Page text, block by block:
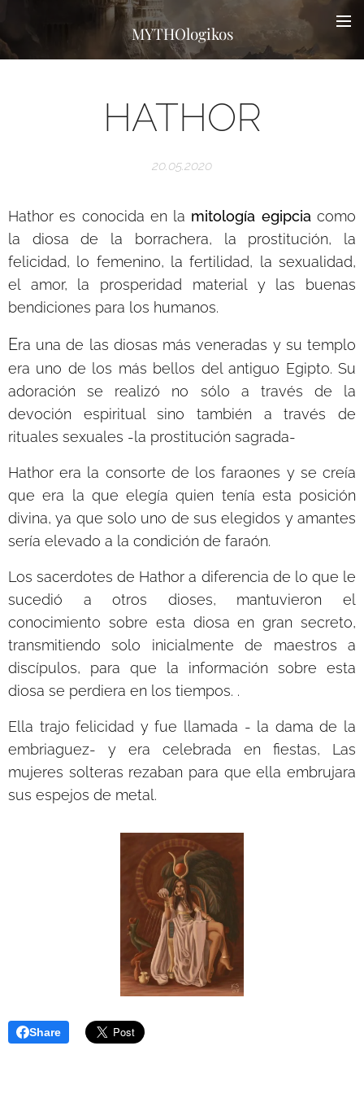
MYTHOlogikos
HATHOR
20.05.2020
Hathor es conocida en la mitología egipcia como
la diosa de la borrachera, la prostitución, la
felicidad, lo femenino, la fertilidad, la sexualidad,
el amor, la prosperidad material y las buenas
bendiciones para los humanos.
Era una de las diosas más veneradas y su templo
era uno de los más bellos del antiguo Egipto. Su
adoración se realizó no sólo a través de la
devoción espiritual sino también a través de
rituales sexuales -la prostitución sagrada-
Hathor era la consorte de los faraones y se creía
que era la que elegía quien tenía esta posición
divina, ya que solo uno de sus elegidos y amantes
sería elevado a la condición de faraón.
Los sacerdotes de Hathor a diferencia de lo que le
sucedió a otros dioses, mantuvieron el
conocimiento sobre esta diosa en gran secreto,
transmitiendo solo inicialmente de maestros a
discípulos, para que la información sobre esta
diosa se perdiera en los tiempos. .
Ella trajo felicidad y fue llamada - la dama de la
embriaguez- y era celebrada en fiestas, Las
mujeres solteras rezaban para que ella embrujara
sus espejos de metal.
Share